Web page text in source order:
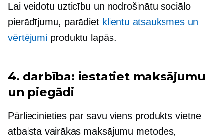
Lai veidotu uzticību un nodrošinātu sociālo
pierādījumu, parādiet klientu atsauksmes un
vērtējumi produktu lapās.
4. darbība: iestatiet maksājumu
un piegādi
Pārliecinieties par savu viens produkts vietne
atbalsta vairākas maksājumu metodes,